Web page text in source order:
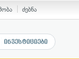
ძებნა
ინვესტიციები